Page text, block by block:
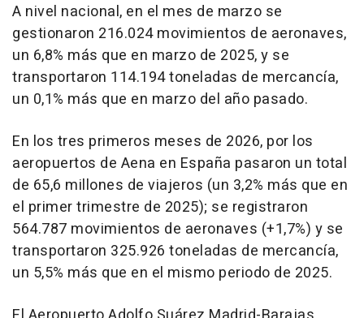
A nivel nacional, en el mes de marzo se
gestionaron 216.024 movimientos de aeronaves,
un 6,8% más que en marzo de 2025, y se
transportaron 114.194 toneladas de mercancía,
un 0,1% más que en marzo del año pasado.
En los tres primeros meses de 2026, por los
aeropuertos de Aena en España pasaron un total
de 65,6 millones de viajeros (un 3,2% más que en
el primer trimestre de 2025); se registraron
564.787 movimientos de aeronaves (+1,7%) y se
transportaron 325.926 toneladas de mercancía,
un 5,5% más que en el mismo periodo de 2025.